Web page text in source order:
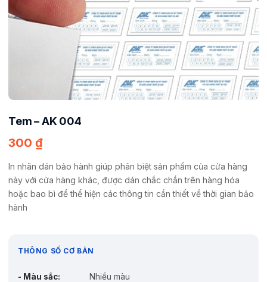
Tem – AK 004
300 ₫
In nhãn dán bảo hành giúp phân biệt sản phẩm của cửa hàng
này với cửa hàng khác, được dán chắc chắn trên hàng hóa
hoặc bao bì để thể hiện các thông tin cần thiết về thời gian bảo
hành
THÔNG SỐ CƠ BẢN
- Màu sắc: Nhiều màu